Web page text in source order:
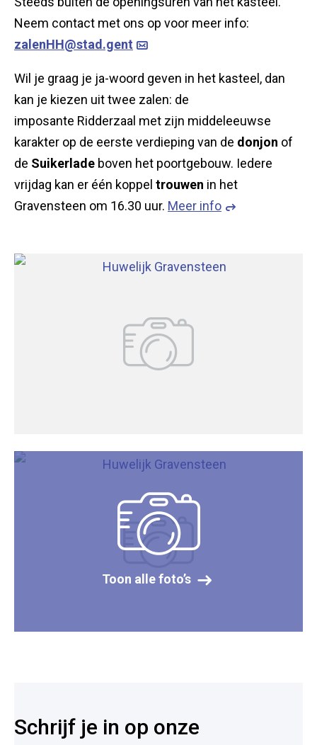
Neem contact met ons op voor meer info:
zalenHH@stad.gent
Wil je graag je ja-woord geven in het kasteel, dan
kan je kiezen uit twee zalen: de
imposante Ridderzaal met zijn middeleeuwse
karakter op de eerste verdieping van de donjon of
de Suikerlade boven het poortgebouw. Iedere
vrijdag kan er één koppel trouwen in het
Gravensteen om 16.30 uur. Meer info
Toon alle foto’s
Voet
Schrijf je in op onze